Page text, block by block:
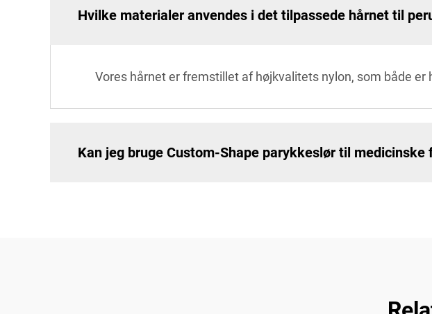
Hvilke materialer anvendes i det tilpassede hårnet til
Vores hårnet er fremstillet af højkvalitets nylon, som både
Kan jeg bruge Custom-Shape parykkeslør til medicinske